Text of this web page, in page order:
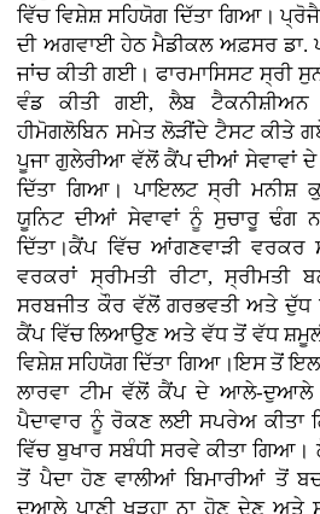
ਵਿੱਚ ਵਿਸ਼ੇਸ਼ ਸਹਿਯੋਗ ਦਿੱਤਾ ਗਿਆ।
ਦੀ ਅਗਵਾਈ ਹੇਠ ਮੈਡੀਕਲ ਅਫ਼ਸਰ ਡਾ.
ਜਾਂਚ ਕੀਤੀ ਗਈ। ਫਾਰਮਾਸਿਸਟ ਸ੍ਰੀ
ਵੰਡ ਕੀਤੀ ਗਈ, ਲੈਬ ਟੈਕਨੀਸ਼ੀਅਨ
ਹੀਮੋਗਲੋਬਿਨ ਸਮੇਤ ਲੋੜੀਂਦੇ ਟੈਸਟ ਕੀਤੇ
ਪੂਜਾ ਗੁਲੇਰੀਆ ਵੱਲੋਂ ਕੈਂਪ ਦੀਆਂ ਸੇਵਾਵਾਂ
ਦਿੱਤਾ ਗਿਆ। ਪਾਇਲਟ ਸ੍ਰੀ ਮਨੀਸ਼
ਯੂਨਿਟ ਦੀਆਂ ਸੇਵਾਵਾਂ ਨੂੰ ਸੁਚਾਰੂ ਢੰਗ
ਦਿੱਤਾ।ਕੈਂਪ ਵਿੱਚ ਆਂਗਣਵਾੜੀ ਵਰਕਰ
ਵਰਕਰਾਂ ਸ੍ਰੀਮਤੀ ਰੀਟਾ, ਸ੍ਰੀਮਤੀ
ਸਰਬਜੀਤ ਕੌਰ ਵੱਲੋਂ ਗਰਭਵਤੀ ਅਤੇ ਦੁੱਧ
ਕੈਂਪ ਵਿੱਚ ਲਿਆਉਣ ਅਤੇ ਵੱਧ ਤੋਂ ਵੱਧ
ਵਿਸ਼ੇਸ਼ ਸਹਿਯੋਗ ਦਿੱਤਾ ਗਿਆ।ਇਸ ਤੋਂ
ਲਾਰਵਾ ਟੀਮ ਵੱਲੋਂ ਕੈਂਪ ਦੇ ਆਲੇ-ਦੁਆਲੇ
ਪੈਦਾਵਾਰ ਨੂੰ ਰੋਕਣ ਲਈ ਸਪਰੇਅ ਕੀਤਾ
ਵਿੱਚ ਬੁਖਾਰ ਸਬੰਧੀ ਸਰਵੇ ਕੀਤਾ
ਤੋਂ ਪੈਦਾ ਹੋਣ ਵਾਲੀਆਂ ਬਿਮਾਰੀਆਂ ਤੋਂ
ਦੁਆਲੇ ਪਾਣੀ ਖੜ੍ਹਾ ਨਾ ਹੋਣ ਦੇਣ ਅਤੇ